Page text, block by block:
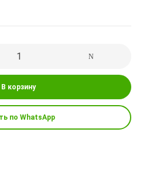
В корзину
по WhatsApp